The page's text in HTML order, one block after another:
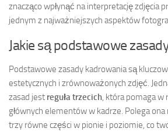
znacząco wpłynąć na interpretację zdjęcia
jednym z najważniejszych aspektów
Jakie są podstawowe
Podstawowe zasady kadrowania są
estetycznych i zrównoważonych zdjęć.
zasad jest reguła trzecich, która pomaga w
głównych elementów w kadrze. Polega ona
trzy równe części w pionie i poziomie, co